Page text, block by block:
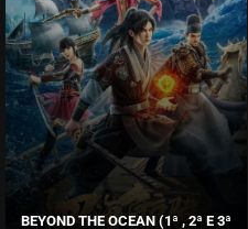
ASSISTIDO
ASSISTIDO
EPISÓDIO 12
maio 07, 2026
EPISÓDIO 11
abril 23, 2026
BEYOND THE OCEAN (1ª , 2ª E 3ª